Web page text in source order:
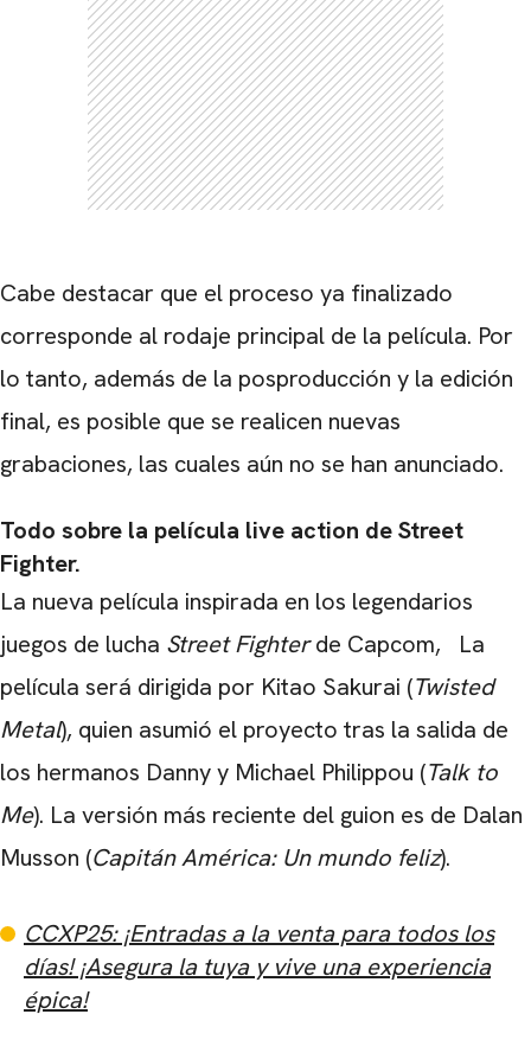
Cabe destacar que el proceso ya finalizado
corresponde al rodaje principal de la película. Por
lo tanto, además de la posproducción y la edición
final, es posible que se realicen nuevas
grabaciones, las cuales aún no se han anunciado.
Todo sobre la película live action de Street
Fighter.
La nueva película inspirada en los legendarios
juegos de lucha Street Fighterde Capcom,
La
película será dirigida por Kitao Sakurai (Twisted
Metal), quien asumió el proyecto tras la salida de
los hermanos Danny y Michael Philippou (Talk to
Me). La versión más reciente del guion es de Dalan
Musson (Capitán América: Un mundo feliz).
CCXP25: ¡Entradas a la venta para todos los
días! ¡Asegura la tuya y vive una experiencia
épica!